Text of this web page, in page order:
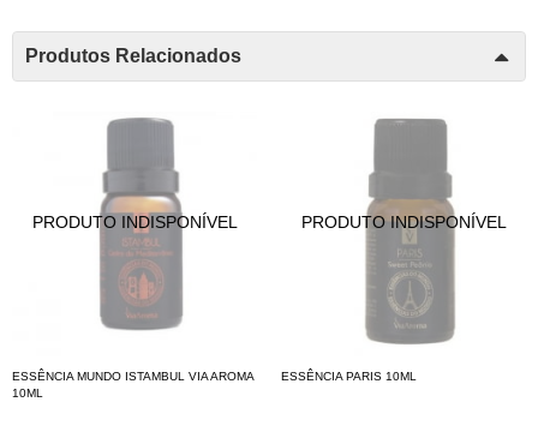
Produtos Relacionados
ESSÊNCIA MUNDO ISTAMBUL VIA AROMA
10ML
ESSÊNCIA PARIS 10ML